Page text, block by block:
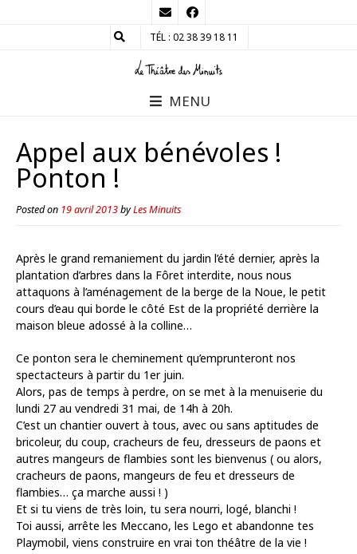
TÉL : 02 38 39 18 11
MENU
Appel aux bénévoles !
Ponton !
Posted on 19 avril 2013byLes Minuits
Après le grand remaniement du jardin l’été dernier, après la
plantation d’arbres dans la Fôret interdite, nous nous
attaquons à l’aménagement de la berge de la Noue, le petit
cours d’eau qui borde le côté Est de la propriété derrière la
maison bleue adossé à la colline…
Ce ponton sera le cheminement qu’emprunteront nos
spectacteurs à partir du 1er juin.
Alors, pas de temps à perdre, on se met à la menuiserie du
lundi 27 au vendredi 31 mai, de 14h à 20h.
C’est un chantier ouvert à tous, avec ou sans aptitudes de
bricoleur, du coup, cracheurs de feu, dresseurs de paons et
autres mangeurs de flambies sont les bienvenus ( ou alors,
cracheurs de paons, mangeurs de feu et dresseurs de
flambies… ça marche aussi ! )
Et si tu viens de très loin, tu sera nourri, logé, blanchi !
Toi aussi, arrête les Meccano, les Lego et abandonne tes
Playmobil, viens construire en vrai ton théâtre de la vie !